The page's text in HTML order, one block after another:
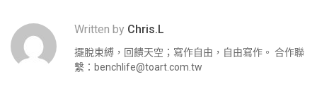
Written by Chris.L
擺脫束縛，回饋天空；寫作自由，自由寫作。 合作聯
繫： benchlife@toart.com.tw